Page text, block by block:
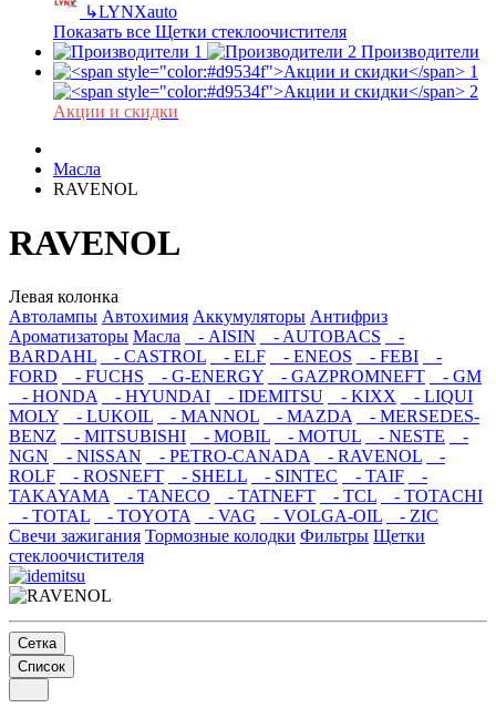
↳LYNXauto
Показать все Щетки стеклоочистителя
Производители
Акции и скидки
Масла
RAVENOL
RAVENOL
Левая колонка
Автолампы Автохимия Аккумуляторы Антифриз
Ароматизаторы Масла - AISIN - AUTOBACS
-
BARDAHL
- CASTROL - ELF - ENEOS - FEBI
-
FORD
- FUCHS - G-ENERGY - GAZPROMNEFT
- GM
- HONDA
- HYUNDAI - IDEMITSU - KIXX
- LIQUI
MOLY
- LUKOIL - MANNOL - MAZDA
- MERSEDES-
BENZ
- MITSUBISHI - MOBIL - MOTUL - NESTE
-
NGN
- NISSAN - PETRO-CANADA - RAVENOL
-
ROLF
- ROSNEFT - SHELL - SINTEC - TAIF
-
TAKAYAMA
- TANECO - TATNEFT - TCL
- TOTACHI
- TOTAL
- TOYOTA - VAG - VOLGA-OIL
- ZIC
Свечи зажигания Тормозные колодки Фильтры Щетки
стеклоочистителя
Сетка
Список